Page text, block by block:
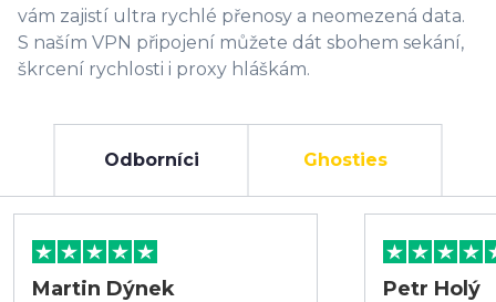
vám zajistí ultra rychlé přenosy a neomezená data.
S naším VPN připojení můžete dát sbohem sekání,
škrcení rychlosti i proxy hláškám.
Odborníci Ghosties
Martin Dýnek Petr Holý